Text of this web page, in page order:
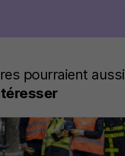
pourraient aussi